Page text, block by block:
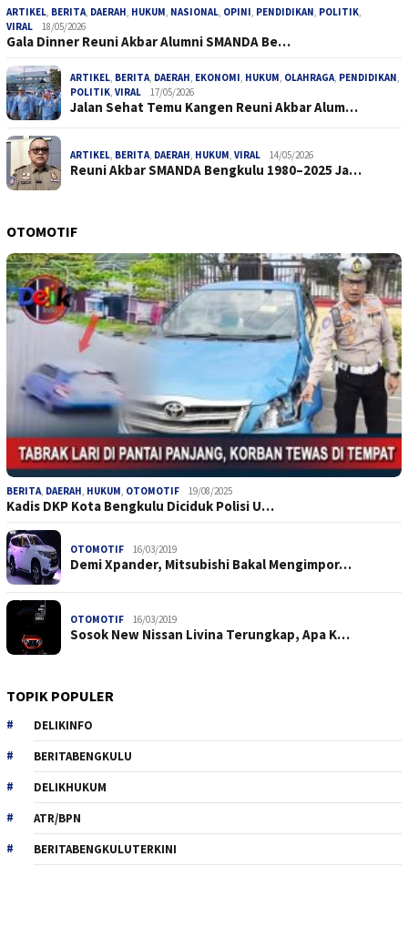
ARTIKEL, BERITA, DAERAH, HUKUM, NASIONAL, OPINI, PENDIDIKAN, POLITIK,
VIRAL
18/05/2026
Gala Dinner Reuni Akbar Alumni SMANDA Be…
ARTIKEL, BERITA, DAERAH, EKONOMI, HUKUM, OLAHRAGA, PENDIDIKAN,
POLITIK, VIRAL 17/05/2026
Jalan Sehat Temu Kangen Reuni Akbar Alum…
ARTIKEL, BERITA, DAERAH, HUKUM, VIRAL 14/05/2026
Reuni Akbar SMANDA Bengkulu 1980–2025 Ja…
OTOMOTIF
BERITA, DAERAH, HUKUM, OTOMOTIF 19/08/2025
Kadis DKP Kota Bengkulu Diciduk Polisi U…
OTOMOTIF 16/03/2019
Demi Xpander, Mitsubishi Bakal Mengimpor…
OTOMOTIF 16/03/2019
Sosok New Nissan Livina Terungkap, Apa K…
TOPIK POPULER
DELIKINFO
BERITABENGKULU
DELIKHUKUM
ATR/BPN
BERITABENGKULUTERKINI